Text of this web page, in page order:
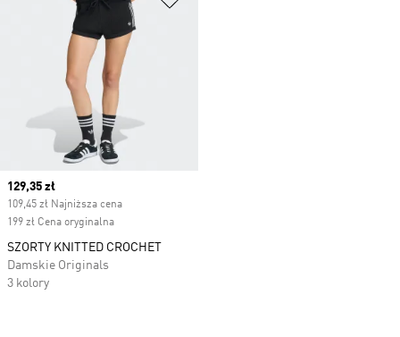
Current price
129,35 zł
109,45 zł Najniższa cena
199 zł Cena oryginalna
SZORTY KNITTED CROCHET
Damskie Originals
3 kolory